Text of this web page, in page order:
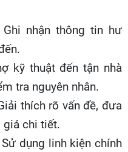
nhận thông tin hư
kỹ thuật đến tận nhà
tra nguyên nhân.
thích rõ vấn đề, đưa
giá chi tiết.
dụng linh kiện chính